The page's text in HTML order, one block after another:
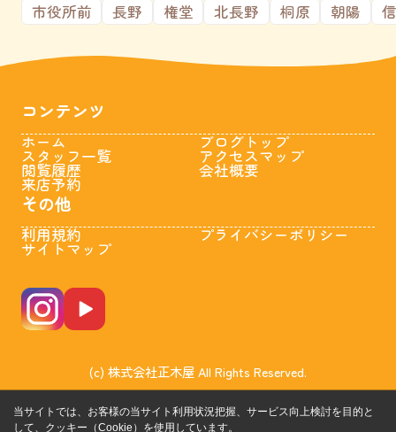
市役所前
長野 権堂 北長野 桐原 朝陽
コンテンツ
ホーム
スタッフ一覧
閲覧履歴
来店予約
ブログトップ
アクセスマップ
会社概要
その他
利用規約
サイトマップ
プライバシーポリシー
(c) 株式会社正木屋 All Rights Reserved.
当サイトでは、お客様の当サイト利用状況把握、サービス向上検討を目的と
して、クッキー（Cookie）を使用しています。